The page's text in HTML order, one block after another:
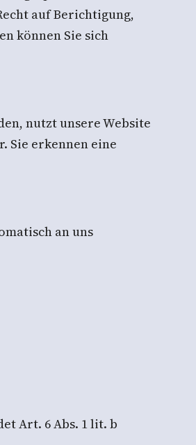
auf Berichtigung,
können Sie sich
nutzt unsere Website
Sie erkennen eine
an uns
Art. 6 Abs. 1 lit. b